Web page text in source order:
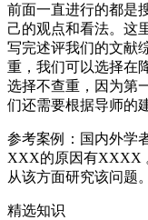
前面一直进行的都是
己的观点和看法。这
写完述评我们的文献
重，我们可以选择在
选择不查重，因为第
们还需要根据导师的
参考案例：国内外学
XXX的原因有XXXX
从该方面研究该问题。
精选知识